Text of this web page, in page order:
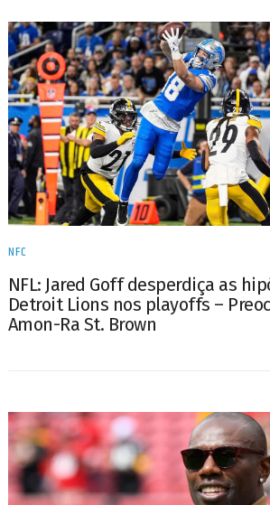
NFC
NFL: Jared Goff desperdiça as
Detroit Lions nos playoffs –
Amon-Ra St. Brown